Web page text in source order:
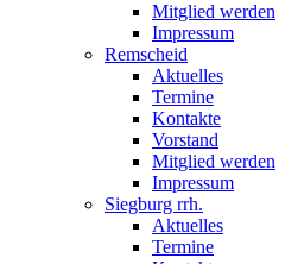
Mitglied werden
Impressum
Remscheid
Aktuelles
Termine
Kontakte
Vorstand
Mitglied werden
Impressum
Siegburg rrh.
Aktuelles
Termine